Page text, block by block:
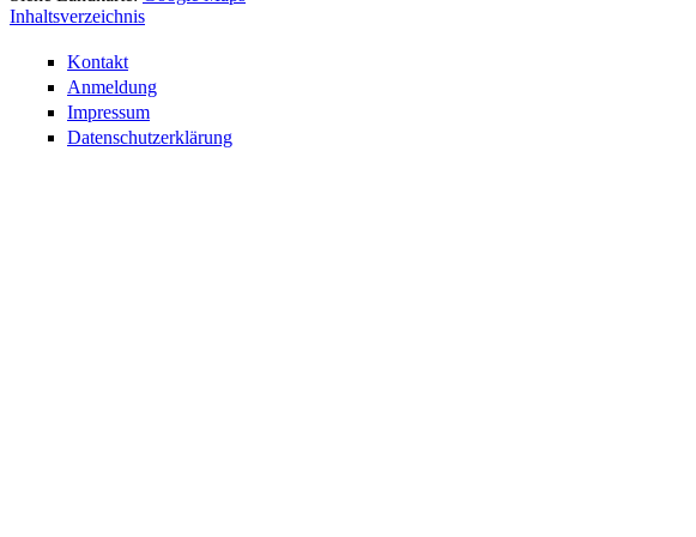
Inhaltsverzeichnis
Kontakt
Anmeldung
Impressum
Datenschutzerklärung